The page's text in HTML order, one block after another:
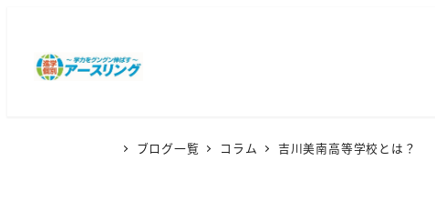
ブログ一覧 コラム 吉川美南高等学校とは？